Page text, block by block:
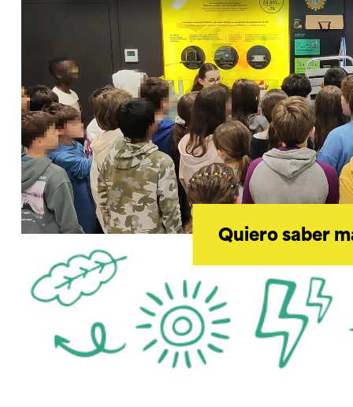
Quiero saber